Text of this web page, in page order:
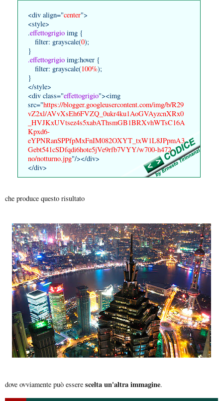
<div align="center">
<style>
.effettogrigio img {
filter: grayscale(0);
}
.effettogrigio img:hover {
filter: grayscale(100%);
}
</style>
<div class="effettogrigio"><img
src="https://blogger.googleusercontent.com/img/b/R29
vZ2xl/AVvXsEh6FVZQ_0ukr4ku1AoGVAyzcnXRx0
_HVJKxUVtsez4s5xabAThsmGB1BRXvhWTsC16A
Kpxd6-
eYPNRanSPPfpMxFnIM082OXYT_txW1L8JPpmA3
Gebt541cSDfqdi6hote5jVe9rfb7VYY/w700-h472-
no/notturno.jpg"/></div>
</div>
che produce questo risultato
dove ovviamente può essere scelta un'altra immagine.